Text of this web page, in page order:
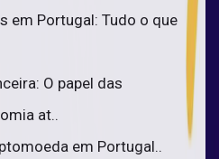
em Portugal: Tudo o que
O papel das
at..
em Portugal..